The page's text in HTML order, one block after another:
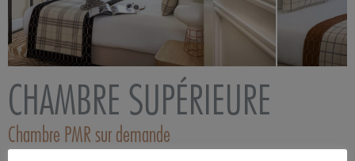
CHAMBRE SUPÉRIEURE
Chambre PMR sur demande